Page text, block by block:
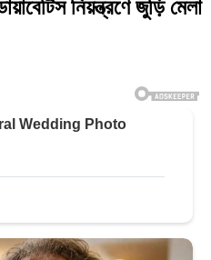
নিয়ন্ত্রণে জুড়ি মেলা